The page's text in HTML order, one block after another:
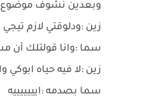
وبعدين نشوف
زين :ودلوقتي لازم
سما :وانا قولتلك أن
زين :لا فيه حياه
سما بصدمه :ايييييييه